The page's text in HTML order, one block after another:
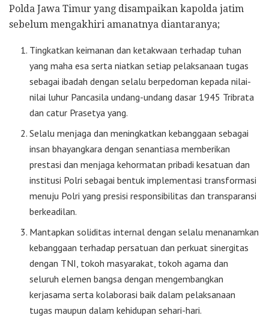
Polda Jawa Timur yang disampaikan kapolda jatim
sebelum mengakhiri amanatnya diantaranya;
Tingkatkan keimanan dan ketakwaan terhadap tuhan
yang maha esa serta niatkan setiap pelaksanaan tugas
sebagai ibadah dengan selalu berpedoman kepada nilai-
nilai luhur Pancasila undang-undang dasar 1945 Tribrata
dan catur Prasetya yang.
Selalu menjaga dan meningkatkan kebanggaan sebagai
insan bhayangkara dengan senantiasa memberikan
prestasi dan menjaga kehormatan pribadi kesatuan dan
institusi Polri sebagai bentuk implementasi transformasi
menuju Polri yang presisi responsibilitas dan transparansi
berkeadilan.
Mantapkan soliditas internal dengan selalu menanamkan
kebanggaan terhadap persatuan dan perkuat sinergitas
dengan TNI, tokoh masyarakat, tokoh agama dan
seluruh elemen bangsa dengan mengembangkan
kerjasama serta kolaborasi baik dalam pelaksanaan
tugas maupun dalam kehidupan sehari-hari.